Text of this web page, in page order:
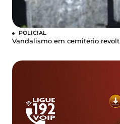
POLICIAL
Vandalismo em cemitério